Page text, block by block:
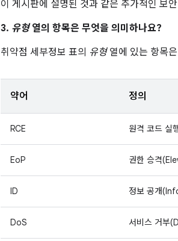
이 게시판에 설명된 것과 같은 추가적인 보
3. 유형열의 항목은 무엇을 의미하나요?
취약점 세부정보 표의 유형열에 있는 항목
약어 정의
RCE 원격 코드
EoP 권한 승격
ID 정보 공개
DoS 서비스 거부